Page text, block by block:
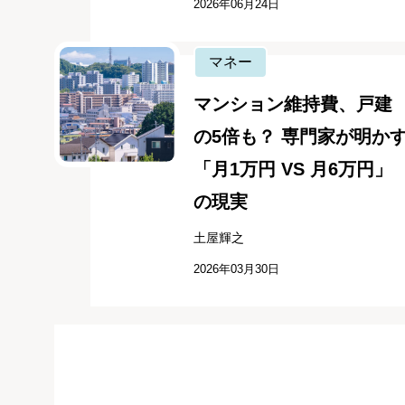
2026年06月24日
マネー
マンション維持費、戸建
の5倍も？ 専門家が明か
「月1万円 VS 月6万円」
の現実
土屋輝之
2026年03月30日